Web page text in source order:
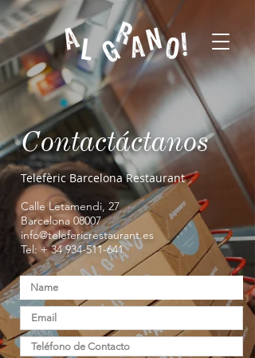
Contactáctanos
Telefèric Barcelona Restaurant
Calle Letamendi, 27
Barcelona 08007
info@telefericrestaurant.es
Tel: +34 934-511-641